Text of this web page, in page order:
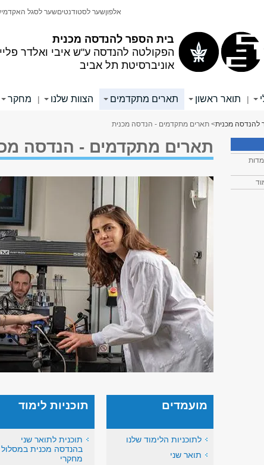
בית הספר להנדסה מכנית
הפקולטה להנדסה ע"ש איבי ואלדר
אוניברסיטת תל אביב
אלפוןשער לסטודנטיםשער לסגל האקדמי
| תואר ראשון תארים מתקדמים הצוות שלנו | מחקר
להנדסה מכנית> תארים מתקדמים - הנדסה מכנית
תארים מתקדמים - הנדסה
מועמדים
לתוכניות הלימוד שלנו
תואר שני
תוכניות לימוד
תוכנית לתואר שני
בהנדסה מכנית במסלול
מחקרי